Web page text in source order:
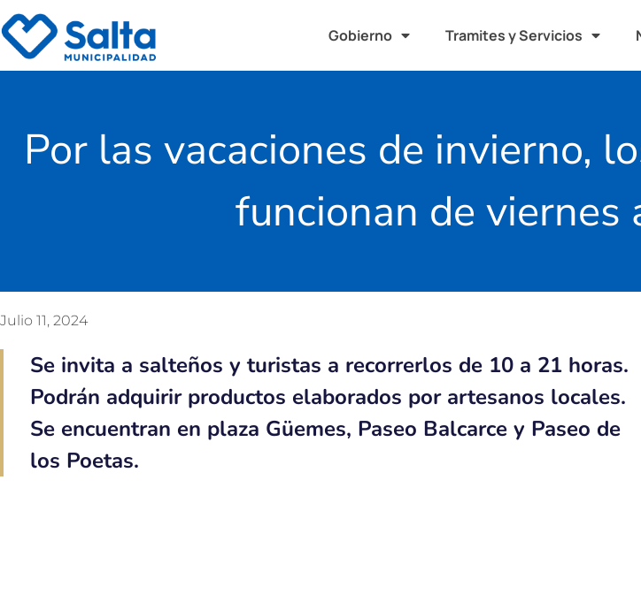
Gobierno Tramites y Servicios
Por las vacaciones de invierno,
funcionan de viernes
Julio 11, 2024
Se invita a salteños y turistas a recorrerlos de 10 a 21 horas.
Podrán adquirir productos elaborados por artesanos locales.
Se encuentran en plaza Güemes, Paseo Balcarce y Paseo de
los Poetas.